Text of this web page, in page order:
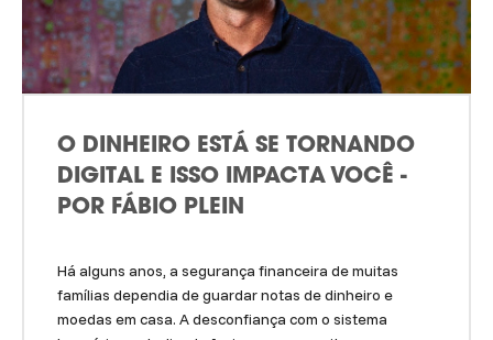
O DINHEIRO ESTÁ SE TORNANDO
DIGITAL E ISSO IMPACTA VOCÊ -
POR FÁBIO PLEIN
Há alguns anos, a segurança financeira de muitas
famílias dependia de guardar notas de dinheiro e
moedas em casa. A desconfiança com o sistema